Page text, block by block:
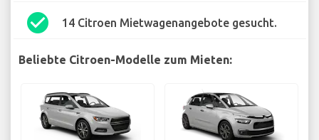
check_circle 14 Citroen Mietwagenangebote gesucht.
Beliebte Citroen-Modelle zum Mieten: